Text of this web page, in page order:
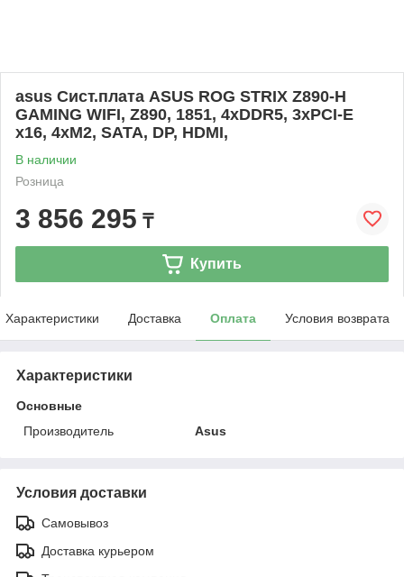
asus Сист.плата ASUS ROG STRIX Z890-H
GAMING WIFI, Z890, 1851, 4xDDR5, 3xPCI-E
x16, 4xM2, SATA, DP, HDMI,
В наличии
Розница
3 856 295 ₸
Купить
Характеристики Доставка Оплата Условия возврата
Характеристики
Основные
Производитель
Asus
Условия доставки
Самовывоз
Доставка курьером